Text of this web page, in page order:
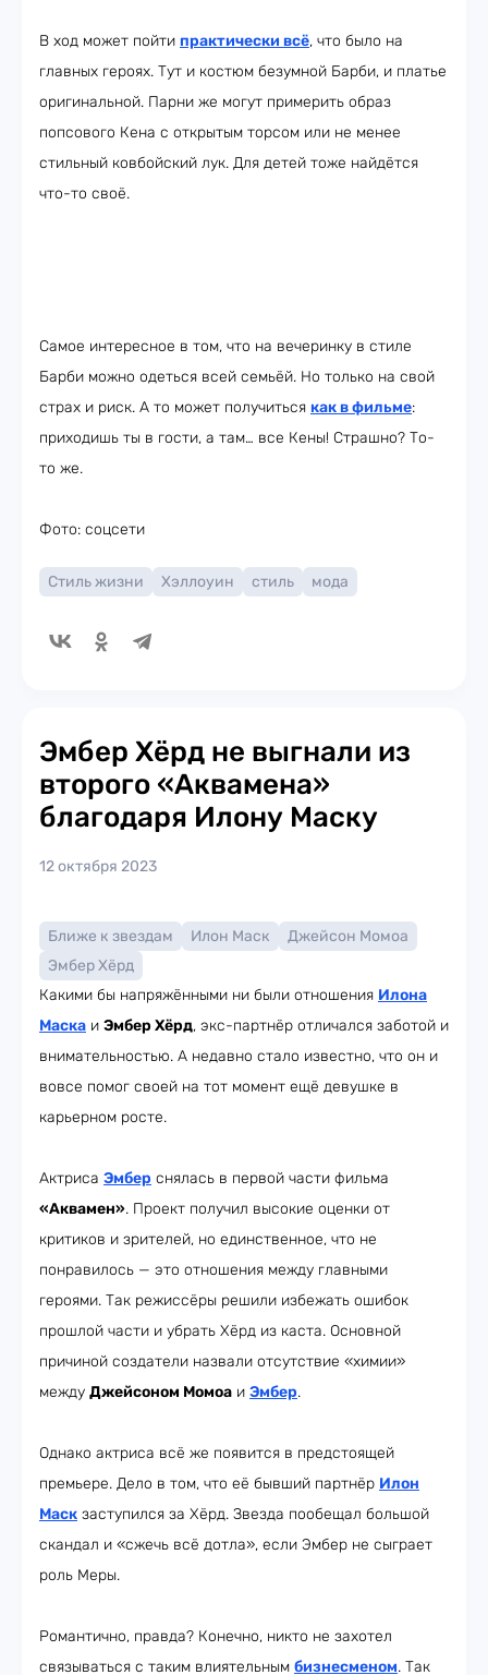
В ход может пойти практически всё, что было на
главных героях. Тут и костюм безумной Барби, и платье
оригинальной. Парни же могут примерить образ
попсового Кена с открытым торсом или не менее
стильный ковбойский лук. Для детей тоже найдётся
что-то своё.
Самое интересное в том, что на вечеринку в стиле
Барби можно одеться всей семьёй. Но только на свой
страх и риск. А то может получиться как в фильме:
приходишь ты в гости, а там… все Кены! Страшно? То-
то же.
Фото: соцсети
Стиль жизни Хэллоуин стиль мода
Эмбер Хёрд не выгнали из
второго «Аквамена»
благодаря Илону Маску
12 октября 2023
Ближе к звездам Илон Маск
Джейсон Момоа
Эмбер Хёрд
Какими бы напряжёнными ни были отношения Илона
Маска и Эмбер Хёрд, экс-партнёр отличался заботой и
внимательностью. А недавно стало известно, что он и
вовсе помог своей на тот момент ещё девушке в
карьерном росте.
Актриса Эмбер снялась в первой части фильма
«Аквамен». Проект получил высокие оценки от
критиков и зрителей, но единственное, что не
понравилось — это отношения между главными
героями. Так режиссёры решили избежать ошибок
прошлой части и убрать Хёрд из каста. Основной
причиной создатели назвали отсутствие «химии»
между Джейсоном Момоа и Эмбер.
Однако актриса всё же появится в предстоящей
премьере. Дело в том, что её бывший партнёр Илон
Маск заступился за Хёрд. Звезда пообещал большой
скандал и «сжечь всё дотла», если Эмбер не сыграет
роль Меры.
Романтично, правда? Конечно, никто не захотел
связываться с таким влиятельным бизнесменом. Так